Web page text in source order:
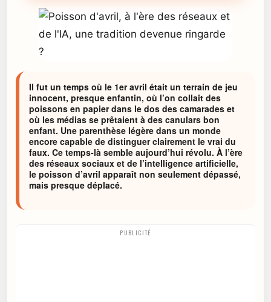
Il fut un temps où le 1er avril était un terrain de jeu
innocent, presque enfantin, où l’on collait des
poissons en papier dans le dos des camarades et
où les médias se prêtaient à des canulars bon
enfant. Une parenthèse légère dans un monde
encore capable de distinguer clairement le vrai du
faux. Ce temps-là semble aujourd’hui révolu. À l’ère
des réseaux sociaux et de l’intelligence artificielle,
le poisson d’avril apparaît non seulement dépassé,
mais presque déplacé.
PUBLICITÉ